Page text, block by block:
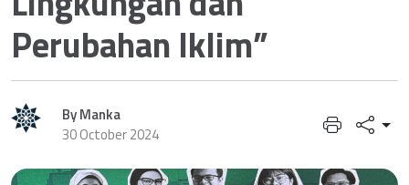
Perubahan Iklim”
By Manka
30 October 2024